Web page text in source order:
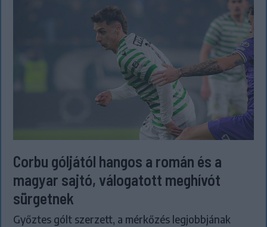
Corbu góljától hangos a román és a
magyar sajtó, válogatott meghívót
sürgetnek
Győztes gólt szerzett, a mérkőzés legjobbjának